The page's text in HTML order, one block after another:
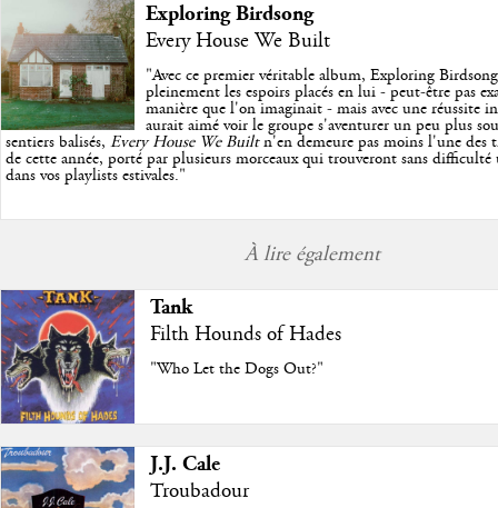
Exploring Birdsong
Every House We Built
"Avec ce premier véritable album, Exploring
pleinement les espoirs placés en lui - peut-être pas
manière que l'on imaginait - mais avec une réussite
aurait aimé voir le groupe s'aventurer un peu plus
sentiers balisés, Every House We Builtn'en demeure pas moins l'une des
de cette année, porté par plusieurs morceaux qui trouveront sans difficulté
dans vos playlists estivales."
À lire également
Tank
Filth Hounds of Hades
"Who Let the Dogs Out?"
J.J. Cale
Troubadour